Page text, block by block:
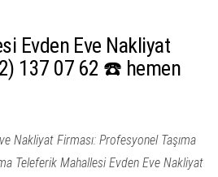
Evden Eve Nakliyat
137 07 62 ☎️ hemen
Nakliyat Firması: Profesyonel Taşıma
Teleferik Mahallesi Evden Eve Nakliyat